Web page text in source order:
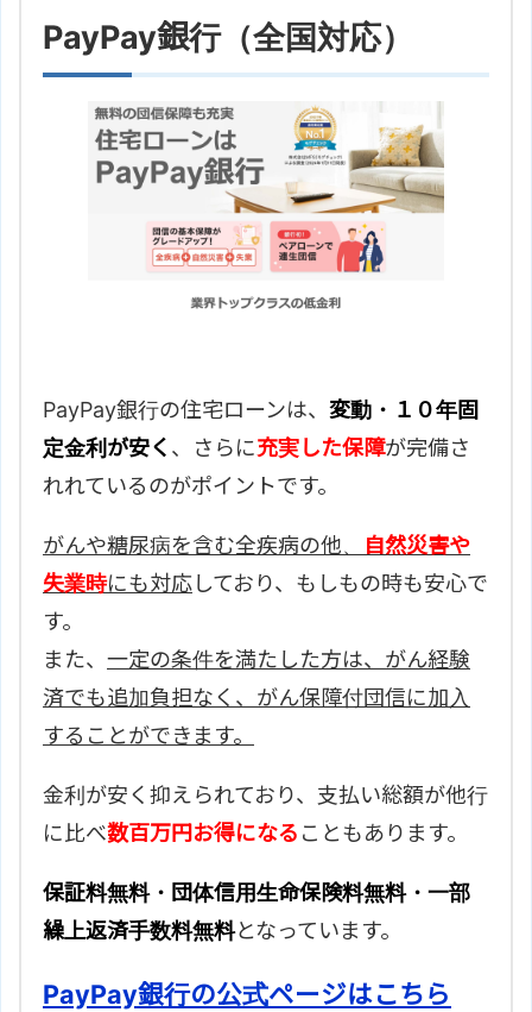
PayPay銀行（全国対応）
PayPay銀行の住宅ローンは、 変動・１０年固
定金利が安く 、さらに充実した保障が完備さ
れれているのがポイントです。
がんや糖尿病を含む全疾病の他、
自然災害や
失業時にも対応しており、もしもの時も安心で
す。
また、 一定の条件を満たした方は、がん経験
済でも追加負担なく、がん保障付団信に加入
することができます。
金利が安く抑えられており、支払い総額が他行
に比べ数百万円お得になる こともあります。
保証料無料・団体信用生命保険料無料・一部
繰上返済手数料無料となっています。
PayPay銀行の公式ページはこちら